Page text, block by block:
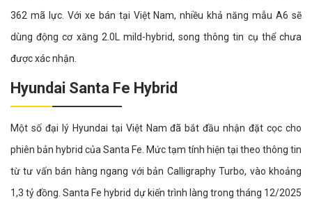
362 mã lực. Với xe bán tại Việt Nam, nhiều khả năng mẫu A6 sẽ
dùng động cơ xăng 2.0L mild-hybrid, song thông tin cụ thể chưa
được xác nhận.
Hyundai Santa Fe Hybrid
Một số đại lý Hyundai tại Việt Nam đã bắt đầu nhận đặt cọc cho
phiên bản hybrid của Santa Fe. Mức tạm tính hiện tại theo thông tin
từ tư vấn bán hàng ngang với bản Calligraphy Turbo, vào khoảng
1,3 tỷ đồng. Santa Fe hybrid dự kiến trình làng trong tháng 12/2025